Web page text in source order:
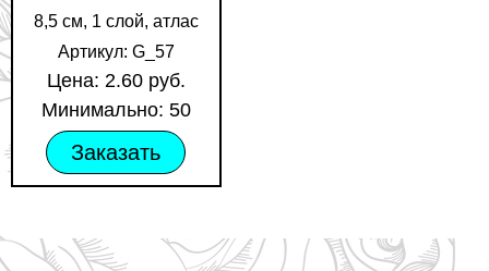
8,5 см, 1 слой, атлас
Артикул: G_57
Цена: 2.60 руб.
Минимально: 50
Заказать